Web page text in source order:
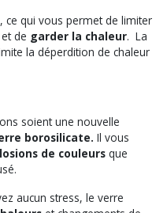
ce qui vous permet de limiter
de garder la chaleur. La
la déperdition de chaleur
soient une nouvelle
borosilicate. Il vous
de couleurs que
aucun stress, le verre